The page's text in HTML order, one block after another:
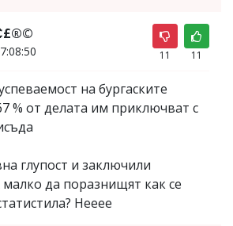
11 11
на бургаските
% от делата им приключват с
глупост и заключили
да поразнищят как се
Нееее